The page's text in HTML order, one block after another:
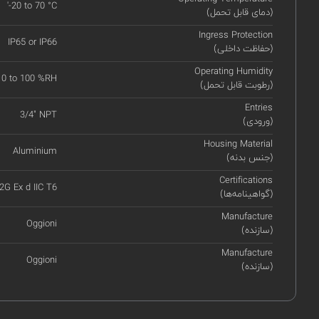
(دمای قابل تحمل)
'-20 to 70 °C
Ingress Protection
(حفاظت داخلی)
IP65 or IP66
Operating Humidity
(رطوبت قابل تحمل)
0 to 100 %RH
Entries
(ورودی)
3/4" NPT
Housing Material
(جنس بدنه)
Aluminium
Certifications
(گواهینامه‌ها)
Ex d IIC T6
Manufacture
(سازنده)
Oggioni
Manufacture
(سازنده)
Oggioni